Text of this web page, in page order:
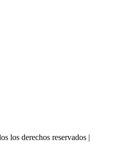
los derechos reservados |